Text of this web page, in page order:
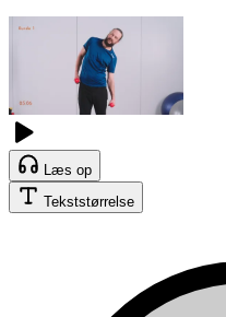
Læs op
Tekststørrelse